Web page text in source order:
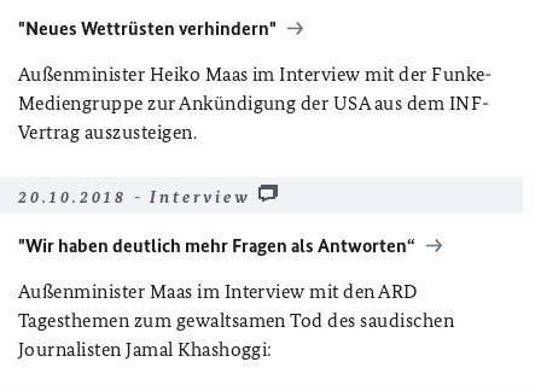
"Neues Wettrüsten verhindern"
Außenminister Heiko Maas im Interview mit der Funke-
Mediengruppe zur Ankündigung der USA aus dem INF-
Vertrag auszusteigen.
20.10.2018 - Interview
"Wir haben deutlich mehr Fragen als Antworten“
Außenminister Maas im Interview mit den ARD
Tagesthemen zum gewaltsamen Tod des saudischen
Journalisten Jamal Khashoggi: